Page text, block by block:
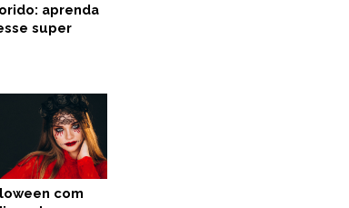
aprenda
super
com